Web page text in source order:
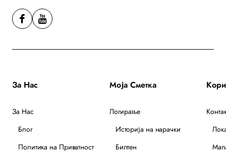
За Нас
За Нас
Блог
Политика на Приватност
Моја Сметка
Логирање
Историја на нарачки
Билтен